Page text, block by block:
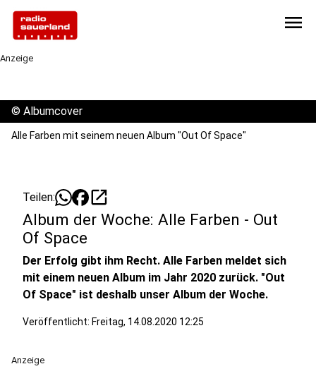
menu
Anzeige
© Albumcover
Alle Farben mit seinem neuen Album "Out Of Space"
Teilen: open_in_new
Album der Woche: Alle Farben - Out
Of Space
Der Erfolg gibt ihm Recht. Alle Farben meldet sich
mit einem neuen Album im Jahr 2020 zurück. "Out
Of Space" ist deshalb unser Album der Woche.
Veröffentlicht: Freitag, 14.08.2020 12:25
Anzeige